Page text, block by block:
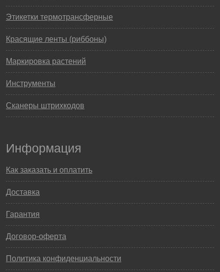
Этикетки термотрансферные
Красящие ленты (риббоны)
Маркировка растений
Инструменты
Сканеры штрихкодов
Информация
Как заказать и оплатить
Доставка
Гарантия
Договор-оферта
Политика конфиденциальности